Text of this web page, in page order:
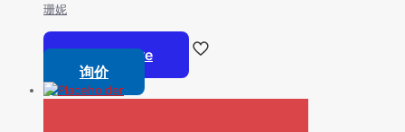
珊妮
Read more
询价